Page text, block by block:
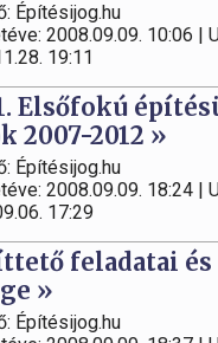
Építésijog.hu
2008.09.09. 10:06 |
19:11
Elsőfokú
2007-2012 »
Építésijog.hu
2008.09.09. 18:24 |
17:29
feladatai és
»
Építésijog.hu